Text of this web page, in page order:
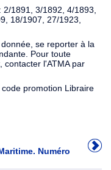
: 2/1891, 3/1892, 4/1893,
18/1907, 27/1923,
se reporter à la
Pour toute
contacter l'ATMA par
code promotion Libraire
Numéro